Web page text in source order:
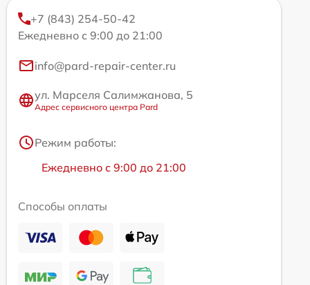
+7 (843) 254-50-42
Ежедневно с 9:00 до 21:00
info@pard-repair-center.ru
ул. Марселя Салимжанова, 5
Адрес сервисного центра Pard
Режим работы:
Ежедневно с 9:00 до 21:00
Способы оплаты